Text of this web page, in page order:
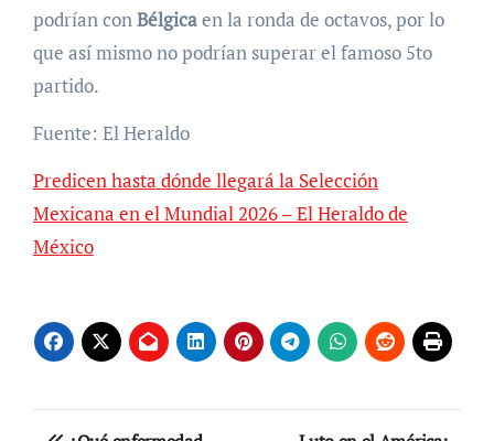
podrían con Bélgicaen la ronda de octavos, por lo
que así mismo no podrían superar el famoso 5to
partido.
Fuente: El Heraldo
Predicen hasta dónde llegará la Selección
Mexicana en el Mundial 2026 – El Heraldo de
México
Navegación